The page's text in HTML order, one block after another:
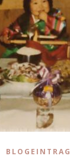
BLOGEINTRAG